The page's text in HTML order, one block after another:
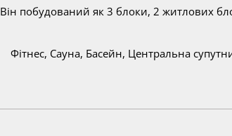
Він побудований як 3 блоки, 2 житлових
Фітнес, Сауна, Басейн, Центральна